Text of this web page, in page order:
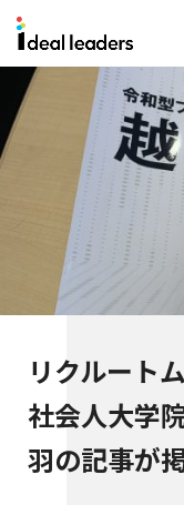
リクルート
社会人大学
羽の記事が